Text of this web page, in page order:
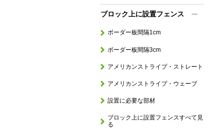
ブロック上に設置フェンス
ボーダー板間隔1cm
ボーダー板間隔3cm
アメリカンストライプ・ストレート
アメリカンストライプ・ウェーブ
設置に必要な部材
ブロック上に設置フェンスすべて見
る